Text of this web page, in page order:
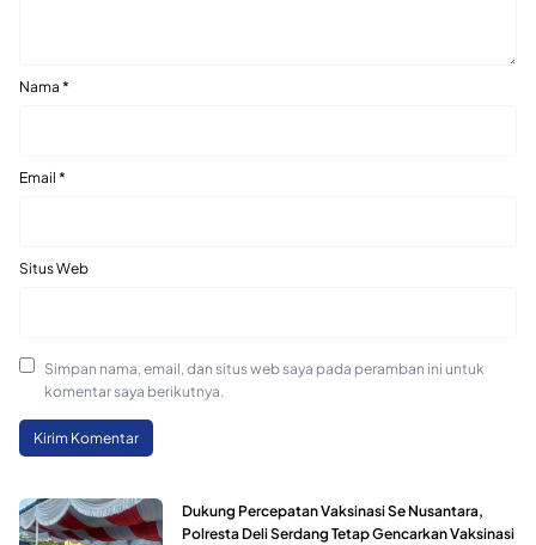
Nama *
Email *
Situs Web
Simpan nama, email, dan situs web saya pada peramban ini untuk
komentar saya berikutnya.
Dukung Percepatan Vaksinasi Se Nusantara,
Polresta Deli Serdang Tetap Gencarkan Vaksinasi